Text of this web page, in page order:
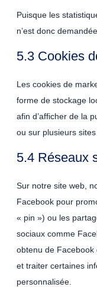
Puisque les
n’est donc
5.3 Cookies
Les cookies de
forme de stockage
afin d’afficher de la
ou sur plusieurs
5.4 Réseaux
Sur notre site web,
Facebook pour
« pin ») ou les
sociaux comme
obtenu de Facebook
et traiter certaines
personnalisée.